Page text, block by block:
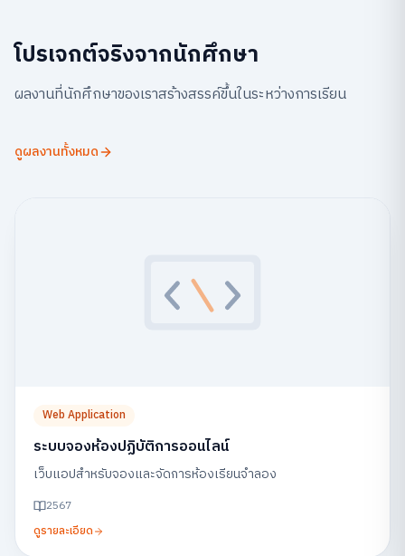
โปรเจกต์จริงจากนักศึกษา
ผลงานที่นักศึกษาของเราสร้างสรรค์ขึ้นในระหว่างการเรียน
ดูผลงานทั้งหมด
Web Application
ระบบจองห้องปฏิบัติการออนไลน์
เว็บแอปสำหรับจองและจัดการห้องเรียนจำลอง
2567
ดูรายละเอียด